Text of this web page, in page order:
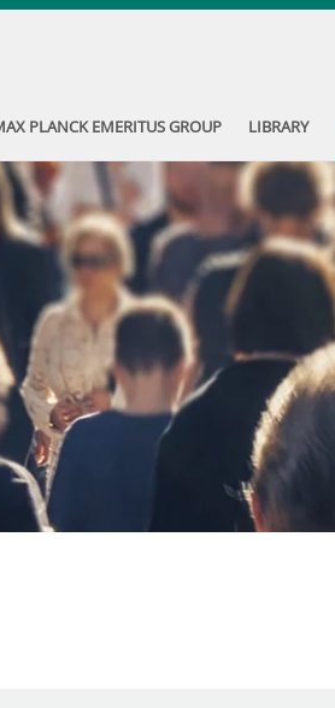
PLANCK EMERITUS GROUP LIBRARY